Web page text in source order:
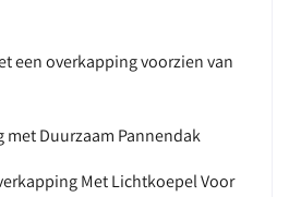
een overkapping voorzien van
Duurzaam Pannendak
Met Lichtkoepel Voor